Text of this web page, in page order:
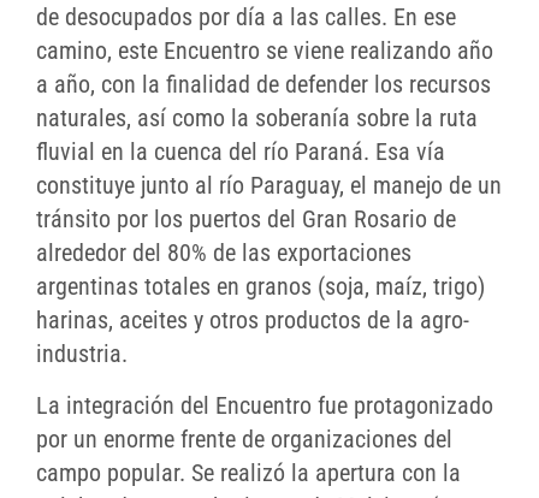
de desocupados por día a las calles. En ese
camino, este Encuentro se viene realizando año
a año, con la finalidad de defender los recursos
naturales, así como la soberanía sobre la ruta
fluvial en la cuenca del río Paraná. Esa vía
constituye junto al río Paraguay, el manejo de un
tránsito por los puertos del Gran Rosario de
alrededor del 80% de las exportaciones
argentinas totales en granos (soja, maíz, trigo)
harinas, aceites y otros productos de la agro-
industria.
La integración del Encuentro fue protagonizado
por un enorme frente de organizaciones del
campo popular. Se realizó la apertura con la